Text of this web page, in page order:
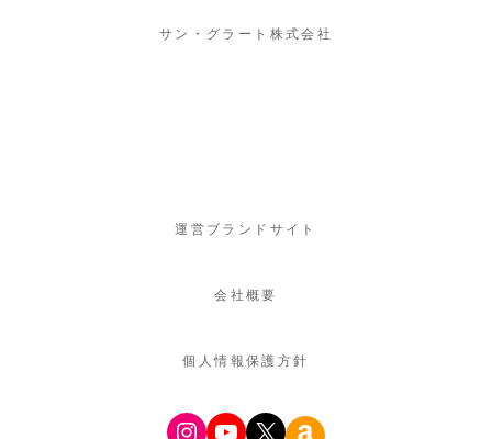
サン・グラート株式会社
運営ブランドサイト
会社概要
個人情報保護方針
Instagram
YouTube
X